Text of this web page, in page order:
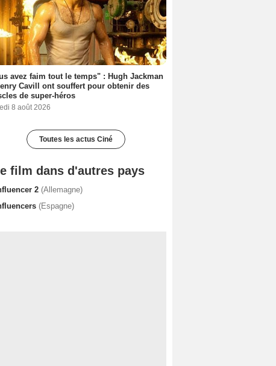
avez faim tout le temps" : Hugh Jackman
Cavill ont souffert pour obtenir des
de super-héros
8 août 2026
Toutes les actus Ciné
film dans d'autres pays
2 (Allemagne)
(Espagne)